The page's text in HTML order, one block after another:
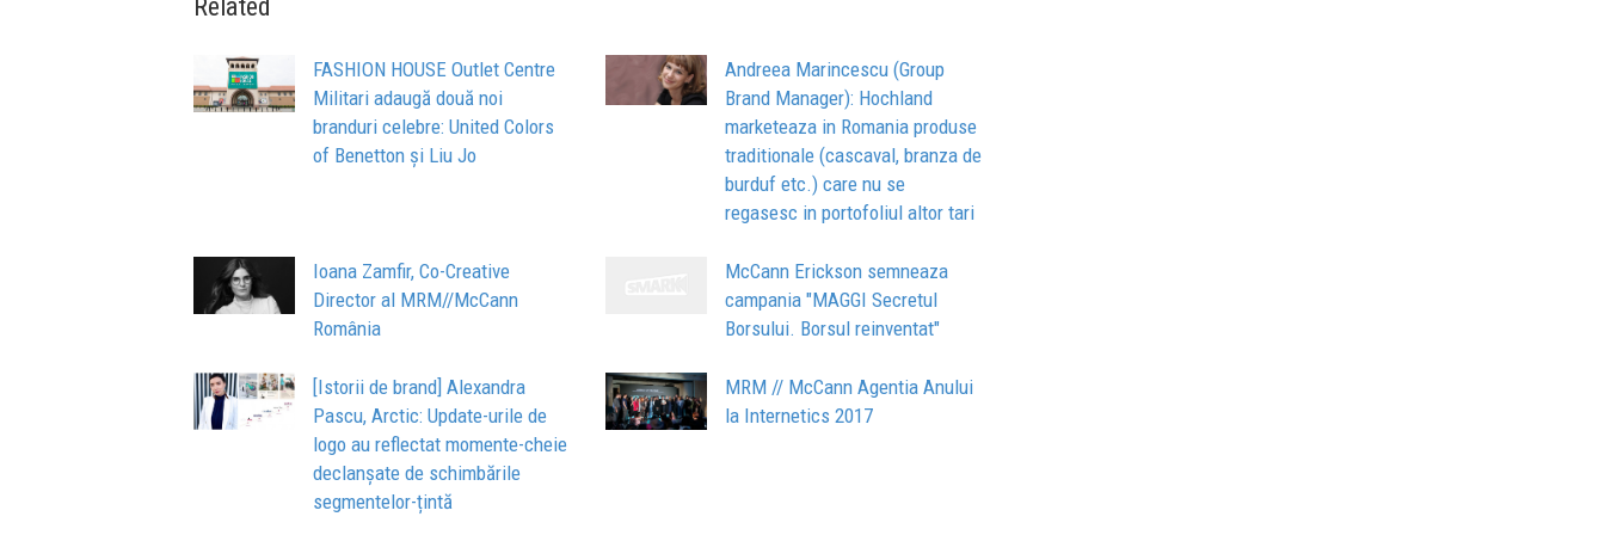
Related
FASHION HOUSE Outlet Centre
Militari adaugă două noi
branduri celebre: United Colors
of Benetton și Liu Jo
Andreea Marincescu (Group
Brand Manager): Hochland
marketeaza in Romania produse
traditionale (cascaval, branza de
burduf etc.) care nu se
regasesc in portofoliul altor tari
Ioana Zamfir, Co-Creative
Director al MRM//McCann
România
McCann Erickson semneaza
campania "MAGGI Secretul
Borsului. Borsul reinventat"
[Istorii de brand] Alexandra
Pascu, Arctic: Update-urile de
logo au reflectat momente-cheie
declanșate de schimbările
segmentelor-țintă
MRM // McCann Agentia Anului
la Internetics 2017